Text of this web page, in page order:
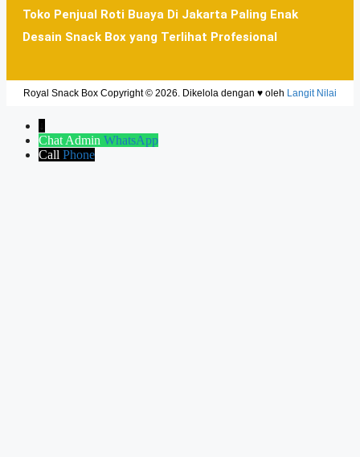
Toko Penjual Roti Buaya Di Jakarta Paling Enak
Desain Snack Box yang Terlihat Profesional
Royal Snack Box Copyright © 2026. Dikelola dengan ♥ oleh Langit Nilai
↓
Chat Admin WhatsApp
Call Phone